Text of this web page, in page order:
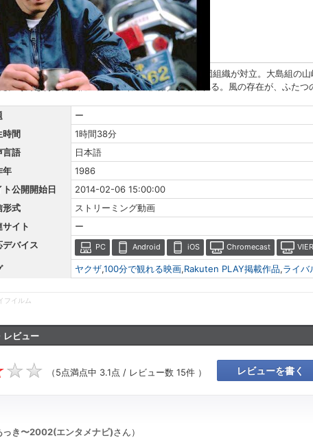
松田優作
丸山昇一
じ
歌舞伎町では、大島組と旭会というふたつの暴力団組織が対立。大島組の
。そんなある日、謎の男“風”（松田優作）が現われる。風の存在が、ふた
ー
時間
1時間38分
言語
日本語
年
1986
ト公開開始日
2014-02-06 15:00:00
形式
ストリーミング動画
サイト
ー
デバイス
PC Android iOS Chromecast
ヤクザ,100分で観れる映画,Rakuten PLAY掲載作品,ライバ
フイルム
レビュー
（5点満点中 3.1点 / レビュー数 15件 ） レビューを書く
っき〜2002(エンタメナビ)さん）